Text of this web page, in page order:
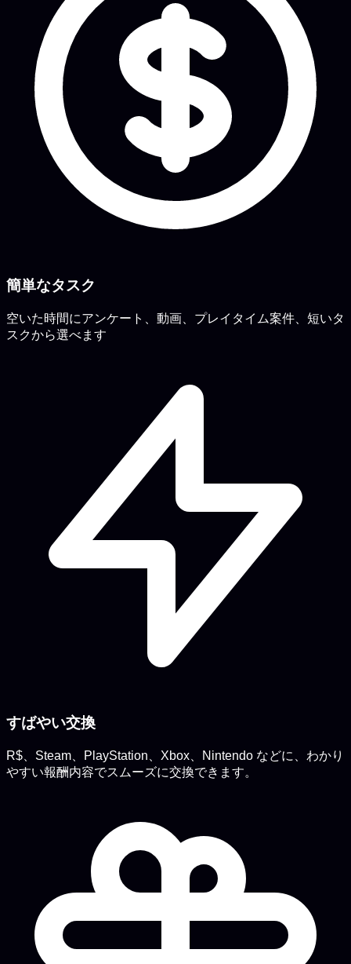
簡単なタスク
空いた時間にアンケート、動画、プレイタイム案件、短いタ
スクから選べます
すばやい交換
R$、Steam、PlayStation、Xbox、Nintendo などに、わかり
やすい報酬内容でスムーズに交換できます。